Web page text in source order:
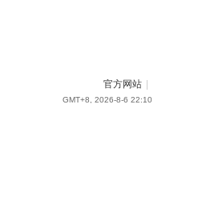
官方网站
GMT+8, 2026-8-6 22:10